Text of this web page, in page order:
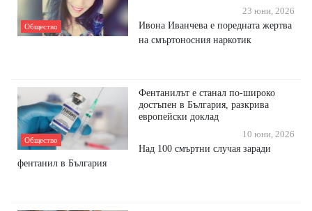
Общество
23 юни, 2026
Ивона Иванчева е поредната жертва
на смъртоносния наркотик
Общество
Фентанилът е станал по-широко
достъпен в България, разкрива
европейски доклад
10 юни, 2026
Над 100 смъртни случая заради
фентанил в България